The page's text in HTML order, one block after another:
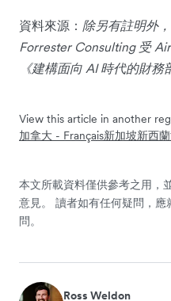
資料來源： 除另有註明外
Forrester Consulting 受
《建構面向 AI 時代的財務
View this article in another
加拿大 - Français新加坡新西蘭
本文所載資料僅供參考之用，
意見。 讀者如有任何疑問，
問。
Ross Weldon